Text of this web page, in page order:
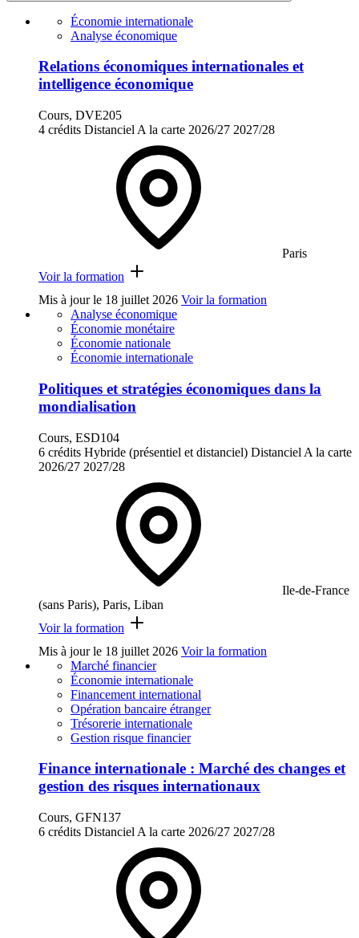
Économie internationale
Analyse économique
Relations économiques internationales et
intelligence économique
Cours, DVE205
4 crédits Distanciel A la carte 2026/27 2027/28
Paris
Voir la formation
Mis à jour le 18 juillet 2026 Voir la formation
Analyse économique
Économie monétaire
Économie nationale
Économie internationale
Politiques et stratégies économiques dans la
mondialisation
Cours, ESD104
6 crédits Hybride (présentiel et distanciel) Distanciel A la carte
2026/27 2027/28
Ile-de-France
(sans Paris), Paris, Liban
Voir la formation
Mis à jour le 18 juillet 2026 Voir la formation
Marché financier
Économie internationale
Financement international
Opération bancaire étranger
Trésorerie internationale
Gestion risque financier
Finance internationale : Marché des changes et
gestion des risques internationaux
Cours, GFN137
6 crédits Distanciel A la carte 2026/27 2027/28